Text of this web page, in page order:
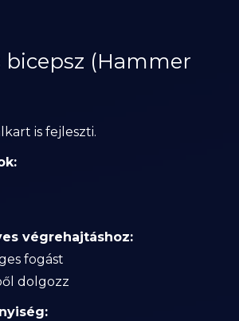
bicepsz (Hammer
is fejleszti.
végrehajtáshoz:
fogást
dolgozz